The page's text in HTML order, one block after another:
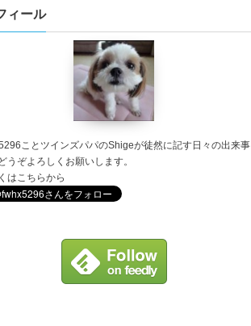
ィール
ことツインズパパのShigeが徒然に記す日々の出来事
うぞよろしくお願いします。
はこちらから